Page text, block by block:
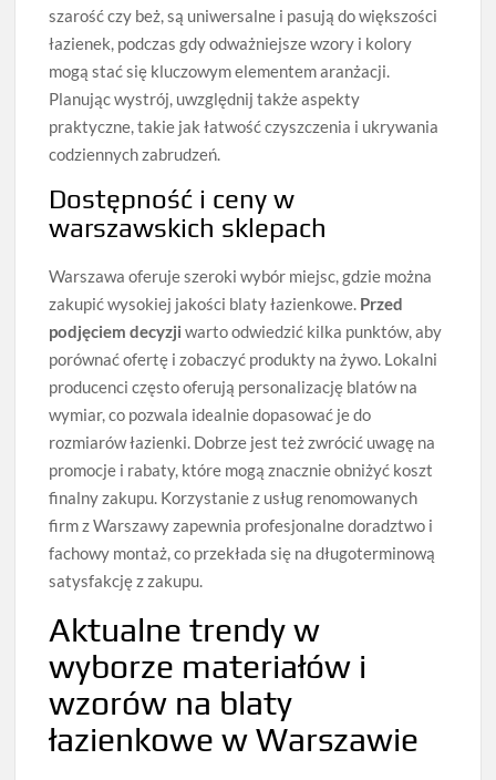
szarość czy beż, są uniwersalne i pasują do większości
łazienek, podczas gdy odważniejsze wzory i kolory
mogą stać się kluczowym elementem aranżacji.
Planując wystrój, uwzględnij także aspekty
praktyczne, takie jak łatwość czyszczenia i ukrywania
codziennych zabrudzeń.
Dostępność i ceny w
warszawskich sklepach
Warszawa oferuje szeroki wybór miejsc, gdzie można
zakupić wysokiej jakości blaty łazienkowe. Przed
podjęciem decyzji warto odwiedzić kilka punktów, aby
porównać ofertę i zobaczyć produkty na żywo. Lokalni
producenci często oferują personalizację blatów na
wymiar, co pozwala idealnie dopasować je do
rozmiarów łazienki. Dobrze jest też zwrócić uwagę na
promocje i rabaty, które mogą znacznie obniżyć koszt
finalny zakupu. Korzystanie z usług renomowanych
firm z Warszawy zapewnia profesjonalne doradztwo i
fachowy montaż, co przekłada się na długoterminową
satysfakcję z zakupu.
Aktualne trendy w
wyborze materiałów i
wzorów na blaty
łazienkowe w Warszawie